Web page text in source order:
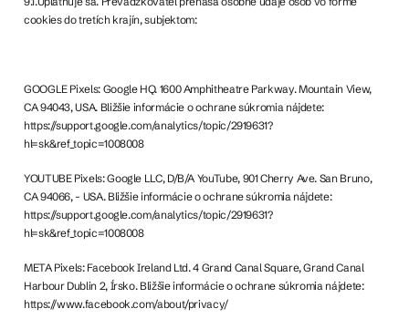
cookies do tretích krajín, subjektom:
GOOGLE Pixels: Google HQ. 1600 Amphitheatre Parkway. Mountain View,
CA 94043, USA. Bližšie informácie o ochrane súkromia nájdete:
https://support.google.com/analytics/topic/2919631?
hl=sk&ref_topic=1008008
YOUTUBE Pixels: Google LLC, D/B/A YouTube, 901 Cherry Ave. San Bruno,
CA 94066, - USA. Bližšie informácie o ochrane súkromia nájdete:
https://support.google.com/analytics/topic/2919631?
hl=sk&ref_topic=1008008
META Pixels: Facebook Ireland Ltd. 4 Grand Canal Square, Grand Canal
Harbour Dublin 2, Írsko. Bližšie informácie o ochrane súkromia nájdete:
https://www.facebook.com/about/privacy/